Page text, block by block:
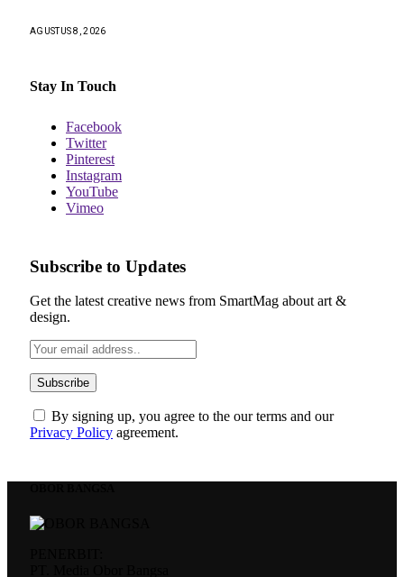
AGUSTUS 8, 2026
Stay In Touch
Facebook
Twitter
Pinterest
Instagram
YouTube
Vimeo
Subscribe to Updates
Get the latest creative news from SmartMag about art &
design.
By signing up, you agree to the our terms and our
Privacy Policy agreement.